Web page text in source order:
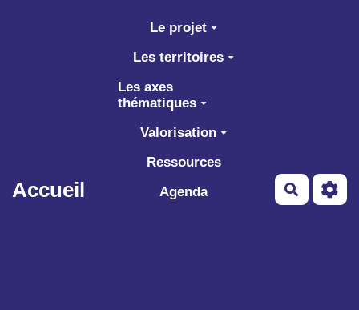
Aller au contenu principal
Accueil
Le projet
Les territoires
Les axes
thématiques
Valorisation
Ressources
Agenda